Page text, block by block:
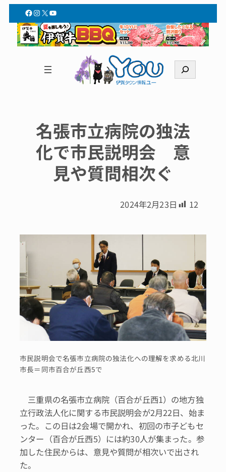
Facebook
Instagram
X YouTube
索
名張市立病院の独法
化で市民説明会 意
見や質問相次ぐ
2024年2月23日 12
市民説明会で名張市立病院の独法化への理解を求める北川
市長＝同市百合が丘西5で
三重県の名張市立病院（百合が丘西1）の地方独
立行政法人化に関する市民説明会が2月22日、始ま
った。この日は2会場で開かれ、初回の市子どもセ
ンター（百合が丘西5）には約30人が集まった。参
加した住民からは、意見や質問が相次いで出され
た。